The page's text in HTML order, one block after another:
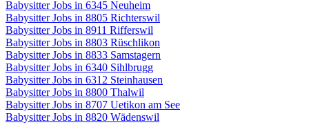
Babysitter Jobs in 6345 Neuheim
Babysitter Jobs in 8805 Richterswil
Babysitter Jobs in 8911 Rifferswil
Babysitter Jobs in 8803 Rüschlikon
Babysitter Jobs in 8833 Samstagern
Babysitter Jobs in 6340 Sihlbrugg
Babysitter Jobs in 6312 Steinhausen
Babysitter Jobs in 8800 Thalwil
Babysitter Jobs in 8707 Uetikon am See
Babysitter Jobs in 8820 Wädenswil